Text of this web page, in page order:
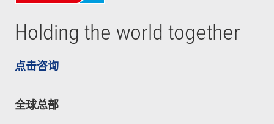
Holding the world together
点击咨询
全球总部